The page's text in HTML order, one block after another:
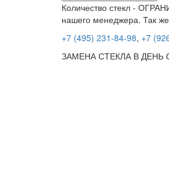
Количество стекл -
нашего менеджера. Так
+7 (495) 231-84-98, +7
ЗАМЕНА СТЕКЛА В ДЕНЬ